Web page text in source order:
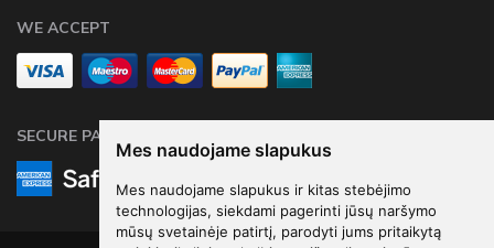
Mes naudojame slapukus
Mes naudojame slapukus ir kitas stebėjimo
technologijas, siekdami pagerinti jūsų naršymo
mūsų svetainėje patirtį, parodyti jums pritaikytą
WE ACCEPT
SECURE PAYMENTS